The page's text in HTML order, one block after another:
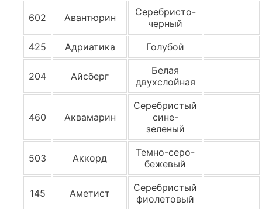
602 Авантюрин
Серебристо-
черный
425
Адриатика Голубой
204 Айсберг
Белая
двухслойная
460 Аквамарин
Серебристый
сине-
зеленый
503 Аккорд
Темно-серо-
бежевый
145 Аметист
Серебристый
фиолетовый